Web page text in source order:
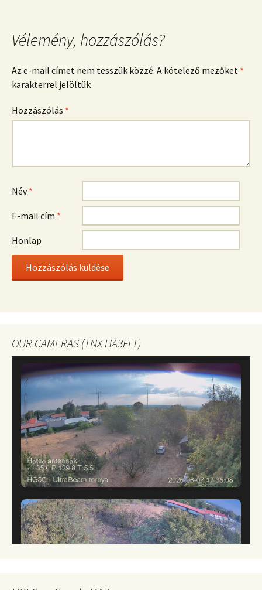
Vélemény, hozzászólás?
Az e-mail címet nem tesszük közzé. A kötelező mezőket *
karakterrel jelöltük
Hozzászólás *
Név*
E-mail cím *
Honlap
OUR CAMERAS (TNX HA3FLT)